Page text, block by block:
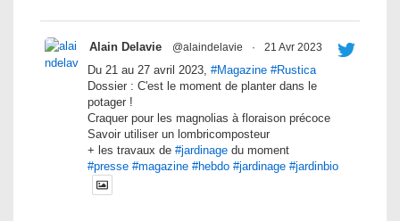
Alain Delavie @alaindelavie · 21 Avr 2023
Du 21 au 27 avril 2023, #Magazine #Rustica
Dossier : C'est le moment de planter dans le
potager !
Craquer pour les magnolias à floraison précoce
Savoir utiliser un lombricomposteur
+ les travaux de #jardinage du moment
#presse #magazine #hebdo #jardinage #jardinbio